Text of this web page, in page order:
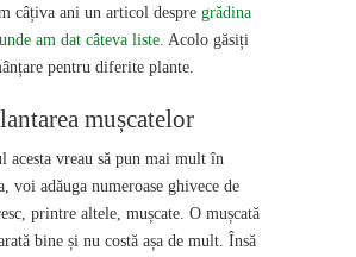
câțiva ani un articol despre grădina
am dat câteva liste. Acolo găsiți
pentru diferite plante.
mușcatelor
acesta vreau să pun mai mult în
voi adăuga numeroase ghivece de
printre altele, mușcate. O mușcată
bine și nu costă așa de mult. Însă